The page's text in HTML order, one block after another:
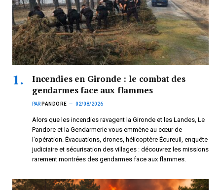
Incendies en Gironde : le combat des
gendarmes face aux flammes
PAR PANDORE 02/08/2026
Alors que les incendies ravagent la Gironde et les Landes, Le
Pandore et la Gendarmerie vous emmène au cœur de
l’opération. Évacuations, drones, hélicoptère Écureuil, enquête
judiciaire et sécurisation des villages : découvrez les missions
rarement montrées des gendarmes face aux flammes.